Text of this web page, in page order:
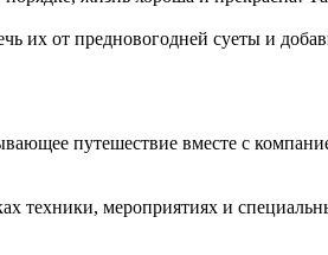
их от предновогодней суеты и
путешествие вместе с
техники, мероприятиях и